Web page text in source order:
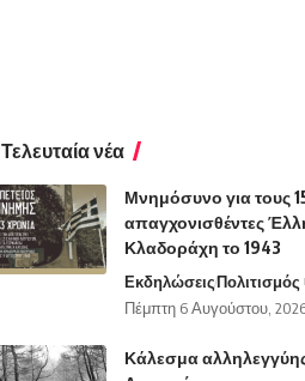
Τελευταία νέα
Μνημόσυνο για τους
απαγχονισθέντες
Κλαδοράχη το 1943
ΕκδηλώσειςΠολιτισμός
Πέμπτη 6 Αυγούστου,
Κάλεσμα